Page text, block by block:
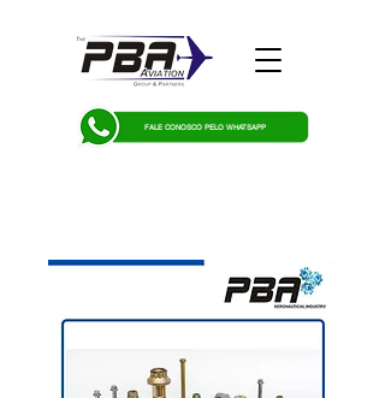
FALE CONOSCO PELO WHATSAPP